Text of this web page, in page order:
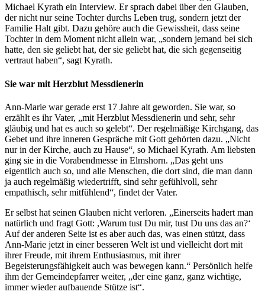
Michael Kyrath ein Interview. Er sprach dabei über den Glauben,
der nicht nur seine Tochter durchs Leben trug, sondern jetzt der
Familie Halt gibt. Dazu gehöre auch die Gewissheit, dass seine
Tochter in dem Moment nicht allein war, „sondern jemand bei sich
hatte, den sie geliebt hat, der sie geliebt hat, die sich gegenseitig
vertraut haben“, sagt Kyrath.
Sie war mit Herzblut Messdienerin
Ann-Marie war gerade erst 17 Jahre alt geworden. Sie war, so
erzählt es ihr Vater, „mit Herzblut Messdienerin und sehr, sehr
gläubig und hat es auch so gelebt“. Der regelmäßige Kirchgang, das
Gebet und ihre inneren Gespräche mit Gott gehörten dazu. „Nicht
nur in der Kirche, auch zu Hause“, so Michael Kyrath. Am liebsten
ging sie in die Vorabendmesse in Elmshorn. „Das geht uns
eigentlich auch so, und alle Menschen, die dort sind, die man dann
ja auch regelmäßig wiedertrifft, sind sehr gefühlvoll, sehr
empathisch, sehr mitfühlend“, findet der Vater.
Er selbst hat seinen Glauben nicht verloren. „Einerseits hadert man
natürlich und fragt Gott: ,Warum tust Du mir, tust Du uns das an?‘
Auf der anderen Seite ist es aber auch das, was einen stützt, dass
Ann-Marie jetzt in einer besseren Welt ist und vielleicht dort mit
ihrer Freude, mit ihrem Enthusiasmus, mit ihrer
Begeisterungsfähigkeit auch was bewegen kann.“ Persönlich helfe
ihm der Gemeindepfarrer weiter, „der eine ganz, ganz wichtige,
immer wieder aufbauende Stütze ist“.